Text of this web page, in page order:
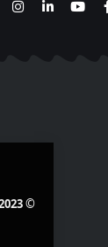
© 2023 מגזין המולטימדיה